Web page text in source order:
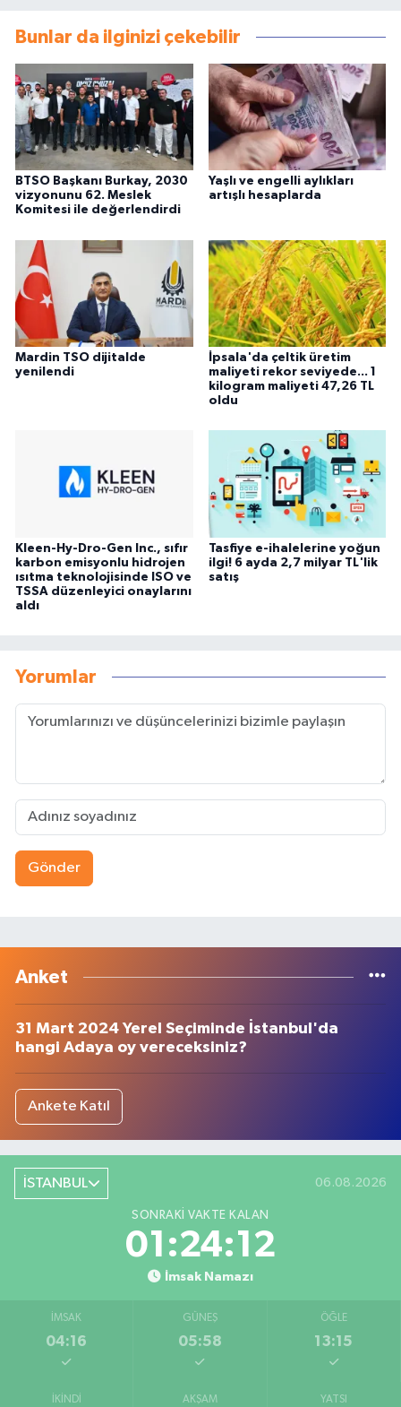
Bunlar da ilginizi çekebilir
BTSO Başkanı Burkay, 2030
vizyonunu 62. Meslek
Komitesi ile değerlendirdi
Yaşlı ve engelli aylıkları
artışlı hesaplarda
Mardin TSO dijitalde
yenilendi
İpsala'da çeltik üretim
maliyeti rekor seviyede... 1
kilogram maliyeti 47,26 TL
oldu
Kleen-Hy-Dro-Gen Inc., sıfır
karbon emisyonlu hidrojen
ısıtma teknolojisinde ISO ve
TSSA düzenleyici onaylarını
aldı
Tasfiye e-ihalelerine yoğun
ilgi! 6 ayda 2,7 milyar TL'lik
satış
Yorumlar
Gönder
Anket
31 Mart 2024 Yerel Seçiminde İstanbul'da
hangi Adaya oy vereceksiniz?
Ankete Katıl
İSTANBUL 06.08.2026
SONRAKI VAKTE KALAN
01:24:11
İmsak Namazı
İMSAK
04:16
GÜNEŞ
05:58
ÖĞLE
13:15
İKINDI AKŞAM YATSI